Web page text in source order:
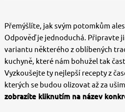
Přemýšlíte, jak svým potomkům
Odpověď je jednoduchá. Připravte
variantu některého z oblíbených
kuchyně, které nám bohužel tak
Vyzkoušejte ty nejlepší recepty z
kterých se budou olizovat až za
zobrazíte kliknutím na název